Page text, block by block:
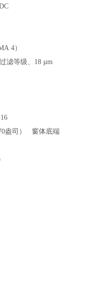
4）
滤等级、18 µm
盎司） 窗体底端